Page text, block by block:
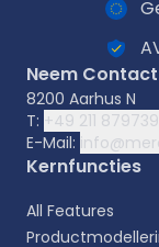
Neem
8200 Aarhus N
T: +49 211
E-Mail:
Kernfuncties
All Features